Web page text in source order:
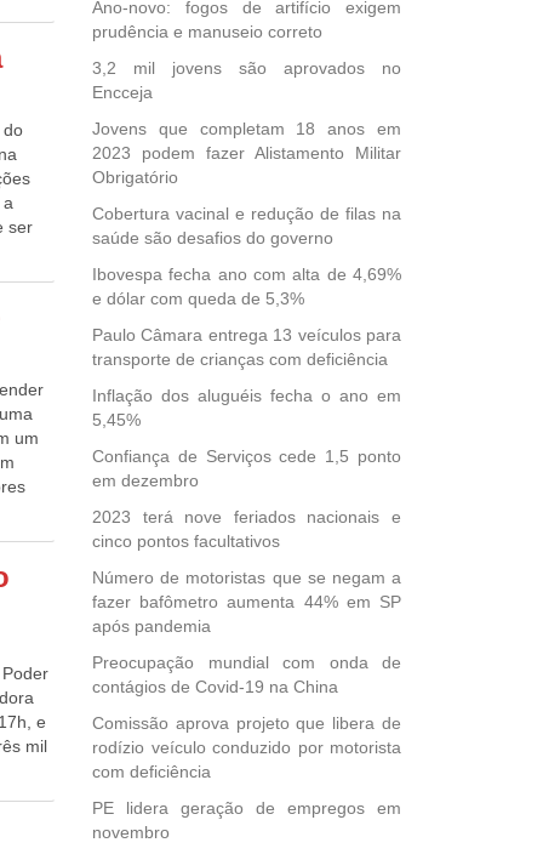
of
so
um
a
em
do
ser
um
a
e
mil
Ano-novo: fogos de artifício exigem
prudência e manuseio correto
3,2 mil jovens são aprovados no
Encceja
Jovens que completam 18 anos em
2023 podem fazer Alistamento Militar
Obrigatório
Cobertura vacinal e redução de filas na
saúde são desafios do governo
Ibovespa fecha ano com alta de 4,69%
e dólar com queda de 5,3%
Paulo Câmara entrega 13 veículos para
transporte de crianças com deficiência
Inflação dos aluguéis fecha o ano em
5,45%
Confiança de Serviços cede 1,5 ponto
em dezembro
2023 terá nove feriados nacionais e
cinco pontos facultativos
Número de motoristas que se negam a
fazer bafômetro aumenta 44% em SP
após pandemia
Preocupação mundial com onda de
contágios de Covid-19 na China
Comissão aprova projeto que libera de
rodízio veículo conduzido por motorista
com deficiência
PE lidera geração de empregos em
novembro